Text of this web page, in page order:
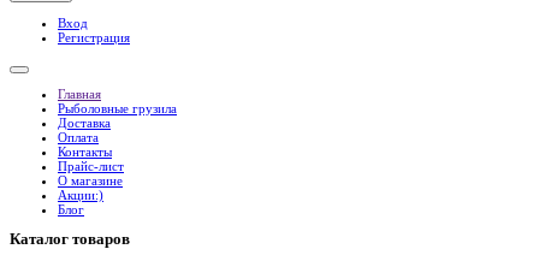
Вход
Регистрация
Главная
Рыболовные грузила
Доставка
Оплата
Контакты
Прайс-лист
О магазине
Акции:)
Блог
Каталог товаров